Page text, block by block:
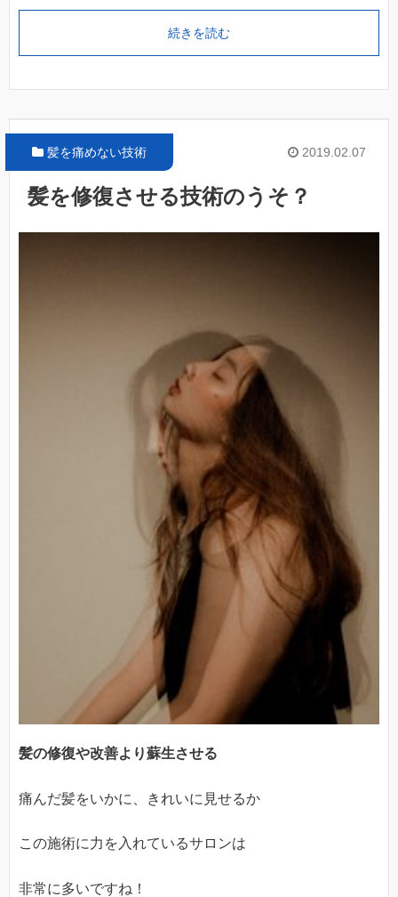
続きを読む
2019.02.07
髪を痛めない技術
髪を修復させる技術のうそ？
髪の修復や改善より蘇生させる
痛んだ髪をいかに、きれいに見せるか
この施術に力を入れているサロンは
非常に多いですね！